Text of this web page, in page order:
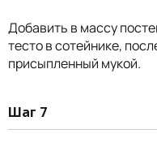
Добавить в массу
тесто в сотейнике,
присыпленный мукой.
Шаг 7